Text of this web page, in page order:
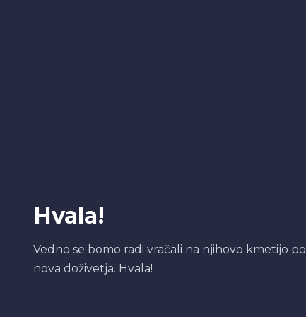
Hvala!
Vedno se bomo radi vračali na njihovo kmetijo po
nova doživetja. Hvala!